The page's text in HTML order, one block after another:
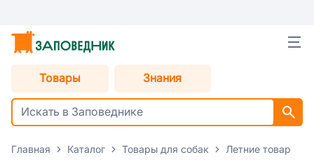
Товары Знания
Главная Каталог Товары для собак Летние товары